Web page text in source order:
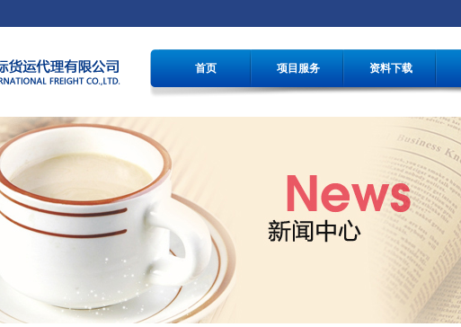
首页 项目服务 资料下载